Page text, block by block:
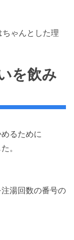
ゃんとした理
を飲み
るために
。
湯回数の番号の